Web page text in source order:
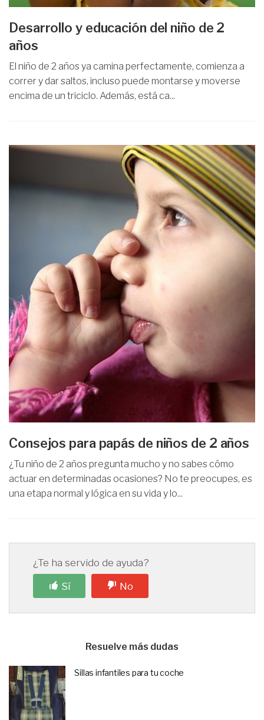
Desarrollo y educación del niño de 2
años
El niño de 2 años ya camina perfectamente, comienza a
correr y dar saltos, incluso puede montarse y moverse
encima de un triciclo. Además, está ca...
Consejos para papás de niños de 2 años
¿Tu niño de 2 años pregunta mucho y no sabes cómo
actuar en determinadas ocasiones? No te preocupes, es
una etapa normal y lógica en su vida y lo...
¿Te ha servido de ayuda?
Sí
No
Resuelve más dudas
Sillas infantiles para tu coche